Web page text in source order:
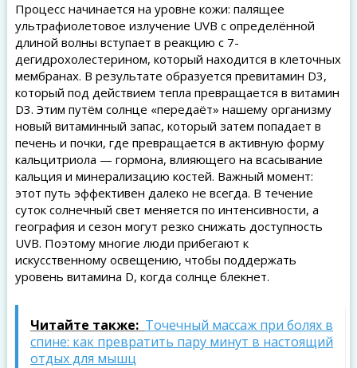
Процесс начинается на уровне кожи: палящее
ультрафиолетовое излучение UVB с определённой
длиной волны вступает в реакцию с 7-
дегидрохолестерином, который находится в клеточных
мембранах. В результате образуется превитамин D3,
который под действием тепла превращается в витамин
D3. Этим путём солнце «передаёт» нашему организму
новый витаминный запас, который затем попадает в
печень и почки, где превращается в активную форму
кальцитриола — гормона, влияющего на всасывание
кальция и минерализацию костей. Важный момент:
этот путь эффективен далеко не всегда. В течение
суток солнечный свет меняется по интенсивности, а
география и сезон могут резко снижать доступность
UVB. Поэтому многие люди прибегают к
искусственному освещению, чтобы поддержать
уровень витамина D, когда солнце блекнет.
Читайте также: Точечный массаж при болях в
спине: как превратить пару минут в настоящий
отдых для мышц